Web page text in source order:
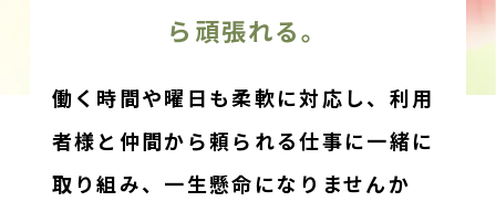
ら頑張れる。
働く時間や曜日も柔軟に対応し、利用
者様と仲間から頼られる仕事に一緒に
取り組み、 一生懸命になりませんか